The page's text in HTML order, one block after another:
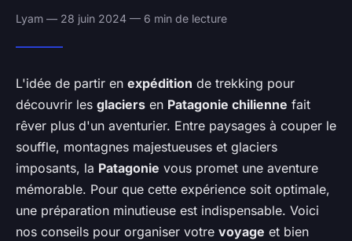
Lyam — 28 juin 2024 — 6 min de lecture
L'idée de partir en expédition de trekking pour
découvrir les glaciers en Patagonie chilienne fait
rêver plus d'un aventurier. Entre paysages à couper le
souffle, montagnes majestueuses et glaciers
imposants, la Patagonie vous promet une aventure
mémorable. Pour que cette expérience soit optimale,
une préparation minutieuse est indispensable. Voici
nos conseils pour organiser votre voyage et bien